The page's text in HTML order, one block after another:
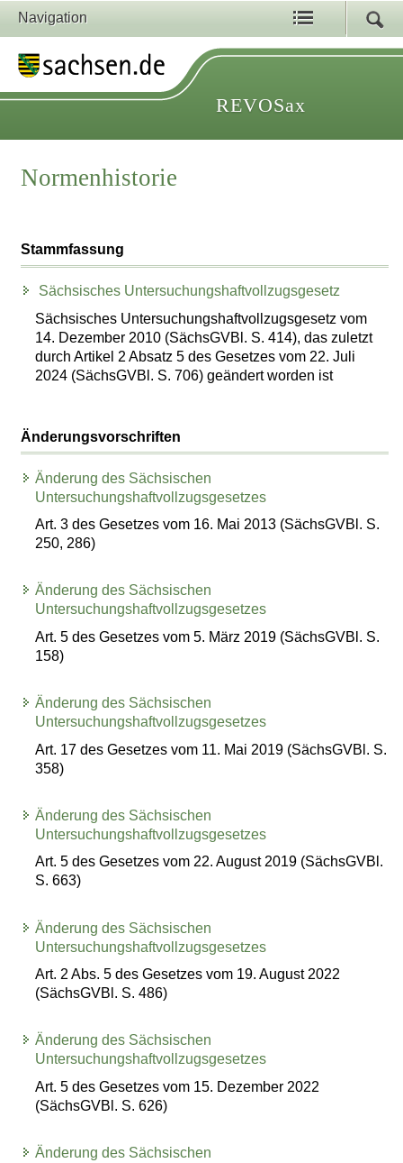
Navigation
REVOSax
Normenhistorie
Stammfassung
Sächsisches Untersuchungshaftvollzugsgesetz
Sächsisches Untersuchungshaftvollzugsgesetz vom
14. Dezember 2010 (SächsGVBl. S. 414), das zuletzt
durch Artikel 2 Absatz 5 des Gesetzes vom 22. Juli
2024 (SächsGVBl. S. 706) geändert worden ist
Änderungsvorschriften
Änderung des Sächsischen
Untersuchungshaftvollzugsgesetzes
Art. 3 des Gesetzes vom 16. Mai 2013 (SächsGVBl. S.
250, 286)
Änderung des Sächsischen
Untersuchungshaftvollzugsgesetzes
Art. 5 des Gesetzes vom 5. März 2019 (SächsGVBl. S.
158)
Änderung des Sächsischen
Untersuchungshaftvollzugsgesetzes
Art. 17 des Gesetzes vom 11. Mai 2019 (SächsGVBl. S.
358)
Änderung des Sächsischen
Untersuchungshaftvollzugsgesetzes
Art. 5 des Gesetzes vom 22. August 2019 (SächsGVBl.
S. 663)
Änderung des Sächsischen
Untersuchungshaftvollzugsgesetzes
Art. 2 Abs. 5 des Gesetzes vom 19. August 2022
(SächsGVBl. S. 486)
Änderung des Sächsischen
Untersuchungshaftvollzugsgesetzes
Art. 5 des Gesetzes vom 15. Dezember 2022
(SächsGVBl. S. 626)
Änderung des Sächsischen